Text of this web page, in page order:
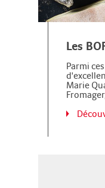
Les
Parmi
Marie